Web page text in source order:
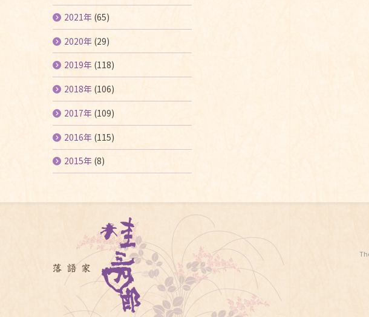
2021年(65)
2020年(29)
2019年(118)
2018年(106)
2017年(109)
2016年(115)
2015年(8)